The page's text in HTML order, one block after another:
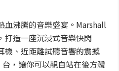
血沸騰的音樂盛宴。Marshall
打造一座沉浸式音樂快閃
機、近距離試聽音響的震撼
，讓你可以親自站在後方體